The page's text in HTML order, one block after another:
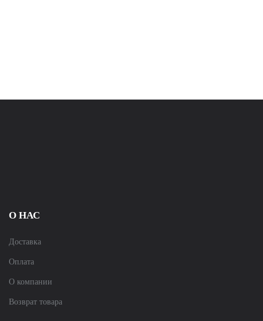
О НАС
Доставка
Оплата
О компании
Возврат товара